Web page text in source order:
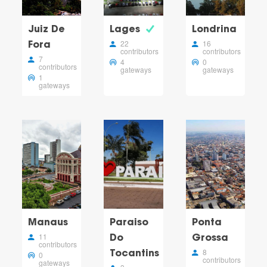
Juiz De
Fora
7
contributors
1
gateways
Lages
22
contributors
4
gateways
Londrina
16
contributors
0
gateways
Manaus
11
contributors
0
gateways
Paraiso
Do
Tocantins
Ponta
Grossa
8
contributors